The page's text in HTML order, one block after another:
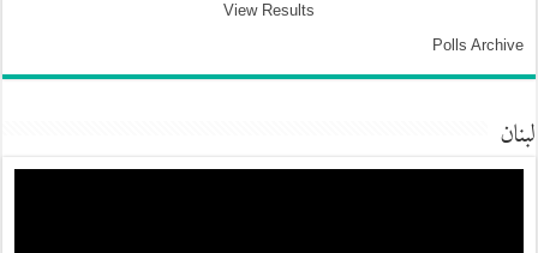
View Results
Polls Archive
لبنان